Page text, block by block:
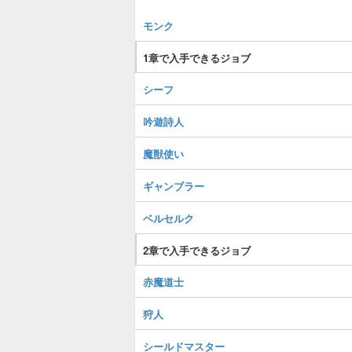
モンク
1章で入手できるジョブ
シーフ
吟遊詩人
魔獣使い
ギャンブラー
ベルセルク
2章で入手できるジョブ
赤魔道士
狩人
シールドマスター